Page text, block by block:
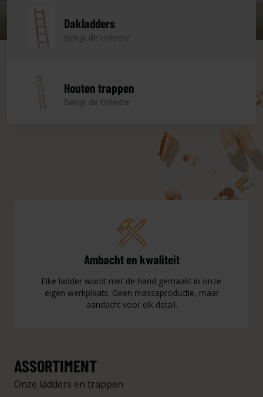
Dakladders
Bekijk de collectie
Houten trappen
Bekijk de collectie
Ambacht en kwaliteit
Elke ladder wordt met de hand gemaakt in onze
eigen werkplaats. Geen massaproductie, maar
aandacht voor elk detail.
ASSORTIMENT
Onze ladders en trappen